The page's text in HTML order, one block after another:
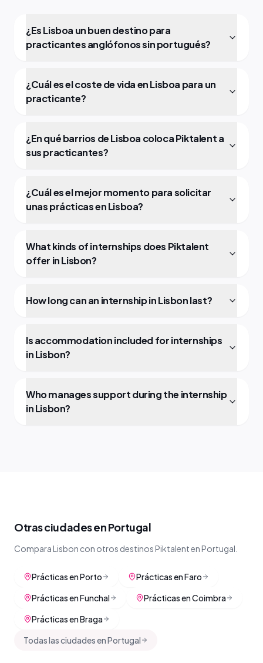
¿Es Lisboa un buen destino para
practicantes anglófonos sin portugués?
¿Cuál es el coste de vida en Lisboa para un
practicante?
¿En qué barrios de Lisboa coloca Piktalent a
sus practicantes?
¿Cuál es el mejor momento para solicitar
unas prácticas en Lisboa?
What kinds of internships does Piktalent
offer in Lisbon?
How long can an internship in Lisbon last?
Is accommodation included for internships
in Lisbon?
Who manages support during the internship
in Lisbon?
Otras ciudades en Portugal
Compara Lisbon con otros destinos Piktalent en Portugal.
Prácticas en Porto
Prácticas en Faro
Prácticas en Funchal
Prácticas en Coimbra
Prácticas en Braga
Todas las ciudades en Portugal